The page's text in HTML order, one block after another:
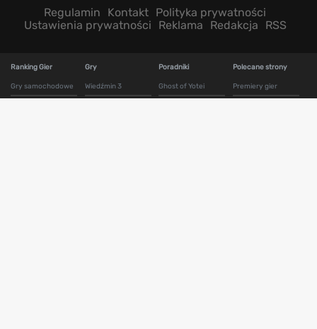
Regulamin Kontakt Polityka prywatności
Ustawienia prywatności
Reklama Redakcja RSS
Ranking Gier
Gry samochodowe
Gry
Wiedźmin 3
Poradniki
Ghost of Yotei
Polecane strony
Premiery gier